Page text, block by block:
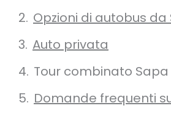
Opzioni di autobus
Auto privata
Tour combinato Sapa
Domande frequenti